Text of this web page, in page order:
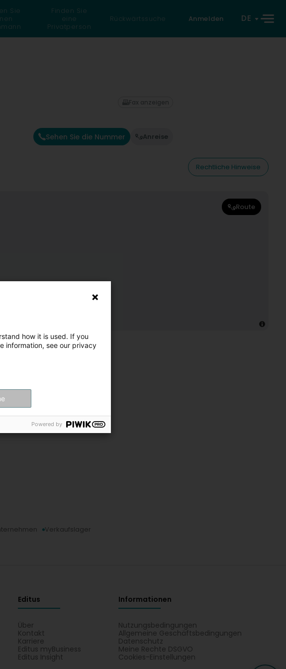
Sie
Finden Sie
eine
Privatperson
Rückwärtssuche Anmelden DE
Sehen Sie die Nummer Anreise
Fax anzeigen
Rechtliche Hinweise
Route
Verkaufslager
Editus
Über
Kontakt
Karriere
Editus myBusiness
Editus Insight
Informationen
Nutzungsbedingungen
Allgemeine Geschäftsbedingungen
Datenschutz
Meine Rechte DSGVO
Cookies-Einstellungen
how it is used. If you
information, see our privacy
Powered by